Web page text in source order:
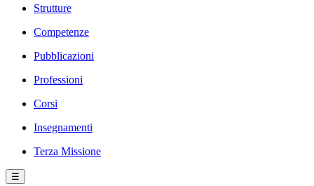
Strutture
Competenze
Pubblicazioni
Professioni
Corsi
Insegnamenti
Terza Missione
☰